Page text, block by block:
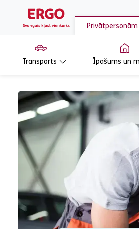
Privātpersonām
Transports Īpašums un